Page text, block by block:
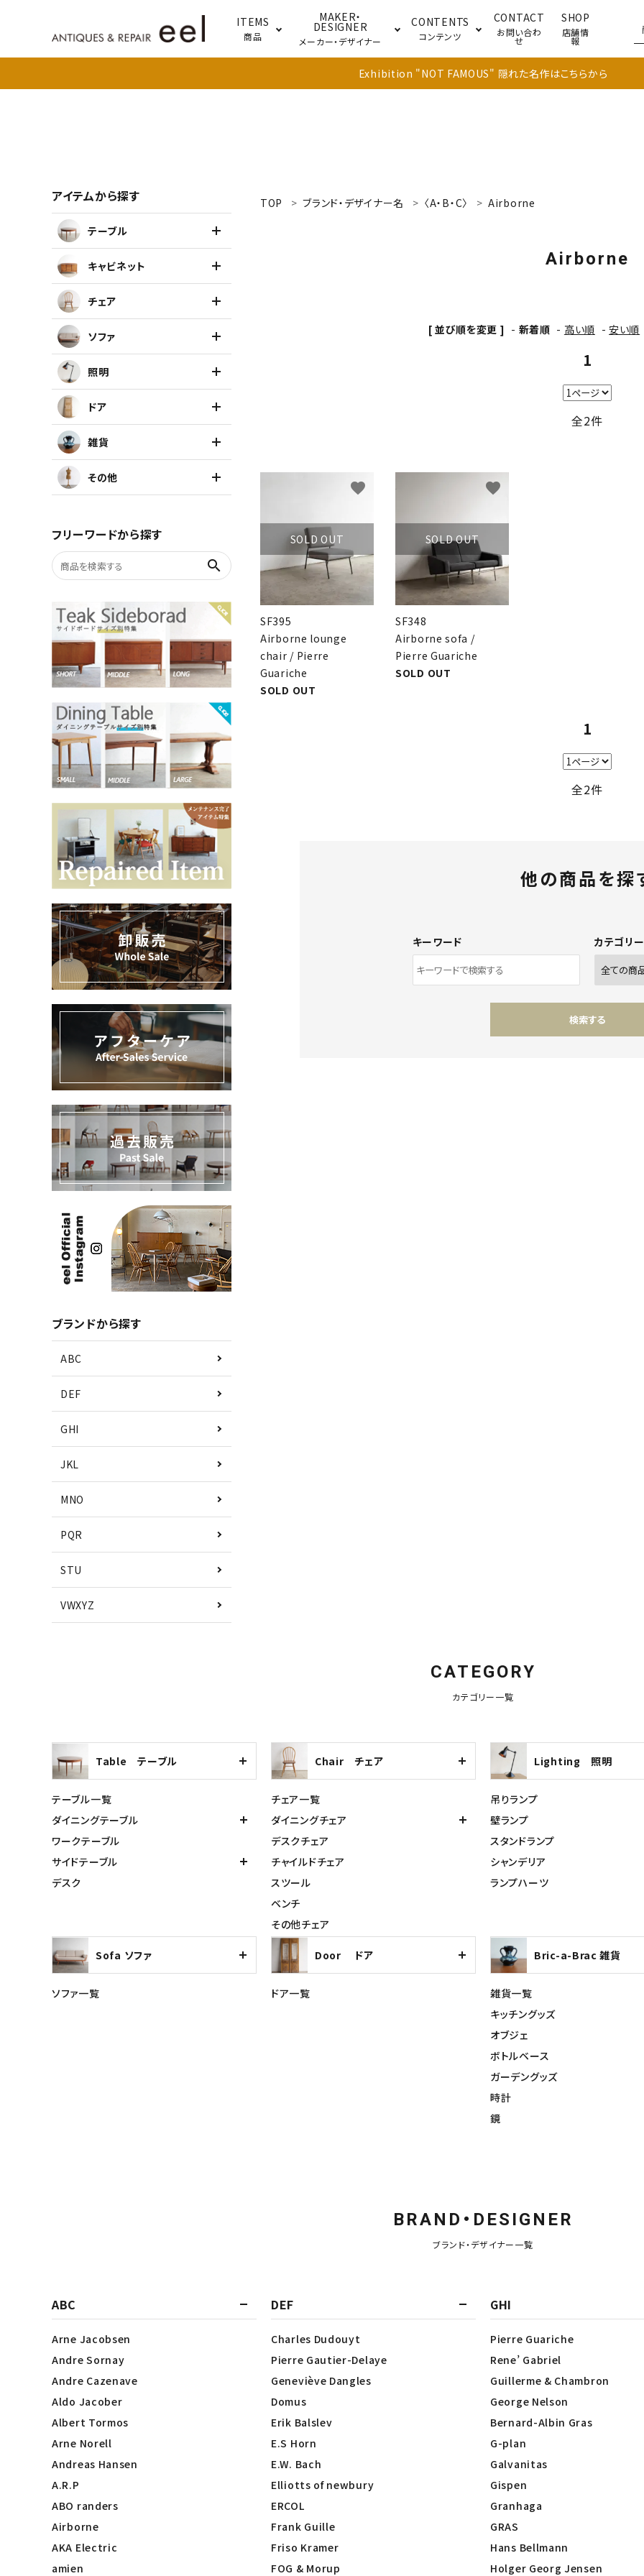
ITEMS
商品
MAKER・
DESIGNER
メーカー・デザイナー
CONTENTS
コンテンツ
CONTACT
お問い合わ
せ
SHOP
店舗情
報
Exhibition "NOT FAMOUS" 隠れた名作はこちらから
アイテムを探す
テーブル
キャビネット
チェア
ソファ
照明
雑貨
お気に入りリスト
デザイナーまとめ
メンテナンスについて
ギャラリー・シーン
納品事例
エキシビジョン・展示会
ACCOUNT MENU
ようこそ ゲスト 様
ログイン person 新規会員登録
TOP ブランド・デザイナー名 〈A・B・C〉 Airborne
Airborne
[ 並び順を変更 ] - 新着順 - 高い順 -安い順
1
全2件
SOLD OUT
SF395
Airborne lounge
chair / Pierre
Guariche
SOLD OUT
favorite
SOLD OUT
SF348
Airborne sofa /
Pierre Guariche
SOLD OUT
favorite
1
全2件
他の商品を探
キーワード カテゴリー
検索する
アイテムから探す
テーブル
キャビネット
チェア
ソファ
照明
ドア
雑貨
その他
フリーワードから探す
search
ブランドから探す
ABC
DEF
GHI
JKL
MNO
PQR
STU
VWXYZ
CATEGORY
カテゴリー一覧
Table テーブル
テーブル一覧
ダイニングテーブル
ワークテーブル
サイドテーブル
デスク
Chair チェア
チェア一覧
ダイニングチェア
デスクチェア
チャイルドチェア
スツール
ベンチ
その他チェア
Lighting 照明
吊りランプ
壁ランプ
スタンドランプ
シャンデリア
ランプハーツ
Sofa ソファ
ソファ一覧
Door ドア
ドア一覧
Bric-a-Brac 雑貨
雑貨一覧
キッチングッズ
オブジェ
ボトルベース
ガーデングッズ
時計
鏡
BRAND・DESIGNER
ブランド・デザイナー一覧
ABC
Arne Jacobsen
Andre Sornay
Andre Cazenave
Aldo Jacober
Albert Tormos
Arne Norell
Andreas Hansen
A.R.P
ABO randers
Airborne
AKA Electric
amien
DEF
Charles Dudouyt
Pierre Gautier-Delaye
Geneviève Dangles
Domus
Erik Balslev
E.S Horn
E.W. Bach
Elliotts of newbury
ERCOL
Frank Guille
Friso Kramer
FOG & Morup
GHI
Pierre Guariche
Rene’ Gabriel
Guillerme & Chambron
George Nelson
Bernard-Albin Gras
G-plan
Galvanitas
Gispen
Granhaga
GRAS
Hans Bellmann
Holger Georg Jensen